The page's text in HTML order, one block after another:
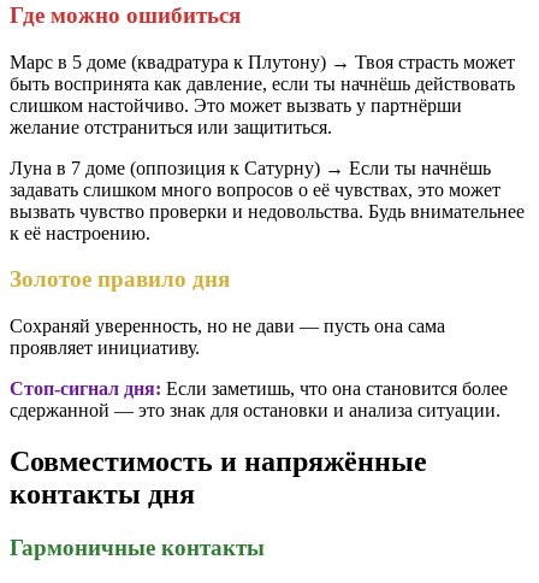
Где можно ошибиться
Марс в 5 доме (квадратура к Плутону) → Твоя страсть может
быть воспринята как давление, если ты начнёшь действовать
слишком настойчиво. Это может вызвать у партнёрши
желание отстраниться или защититься.
Луна в 7 доме (оппозиция к Сатурну) → Если ты начнёшь
задавать слишком много вопросов о её чувствах, это может
вызвать чувство проверки и недовольства. Будь внимательнее
к её настроению.
Золотое правило дня
Сохраняй уверенность, но не дави — пусть она сама
проявляет инициативу.
Стоп-сигнал дня: Если заметишь, что она становится более
сдержанной — это знак для остановки и анализа ситуации.
Совместимость и напряжённые
контакты дня
Гармоничные контакты